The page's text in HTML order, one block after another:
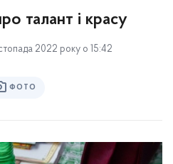
талант і красу
2022 року о 15:42
ФОТО